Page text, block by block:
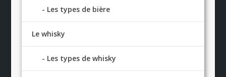
Les types de bière
Le whisky
Les types de whisky